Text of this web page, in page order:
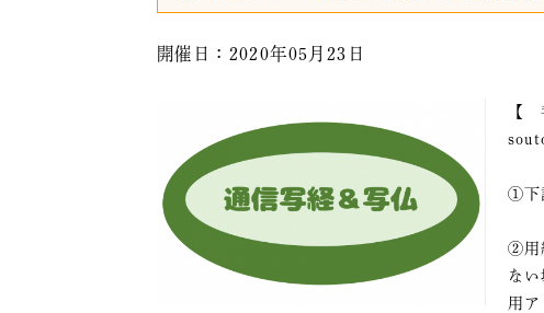
開催日：2020年05月23日
【
①下
②用
な
用